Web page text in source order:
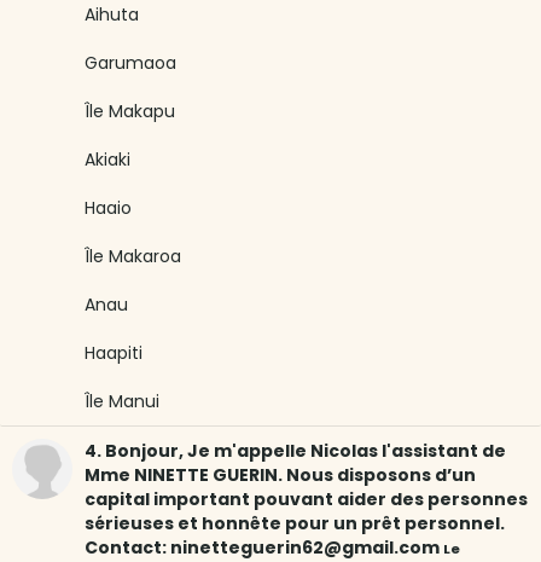
Aihuta
Garumaoa
Île Makapu
Akiaki
Haaio
Île Makaroa
Anau
Haapiti
Île Manui
4. Bonjour, Je m'appelle Nicolas l'assistant de
Mme NINETTE GUERIN. Nous disposons d’un
capital important pouvant aider des personnes
sérieuses et honnête pour un prêt personnel.
Contact: ninetteguerin62@gmail.com Le